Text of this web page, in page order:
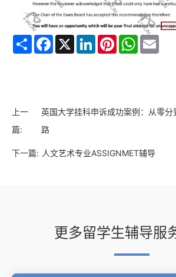
Share Facebook
X LinkedInPinterestWhatsApp
上一
篇:
英国大学挂科申诉成功案例：从零分
路
下一篇: 人文艺术专业ASSIGNMET辅导
更多留学生辅导服